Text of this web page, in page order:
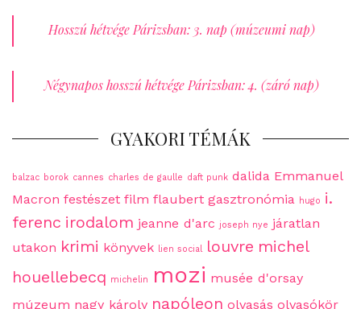
Hosszú hétvége Párizsban: 3. nap (múzeumi nap)
Négynapos hosszú hétvége Párizsban: 4. (záró nap)
GYAKORI TÉMÁK
balzac borok cannes charles de gaulle daft punk dalida Emmanuel
Macron festészet film flaubert gasztronómia hugo i.
ferenc irodalom jeanne d'arc joseph nye járatlan
utakon krimi könyvek lien social louvre michel
houellebecq michelin mozi musée d'orsay
múzeum nagy károly napóleon olvasás olvasókör